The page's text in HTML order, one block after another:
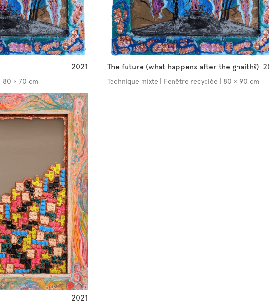
2021
80 × 70 cm
2021
The future (what happens after the ghaith?)
Technique mixte | Fenêtre recyclée | 80 × 90 cm